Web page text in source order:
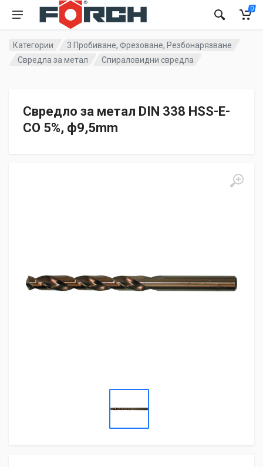
0
Категории
3 Пробиване, Фрезоване, Резбонарязване
Свредла за метал
Спираловидни свредла
Свредло за метал DIN 338 HSS-E-
CO 5%, ф9,5mm